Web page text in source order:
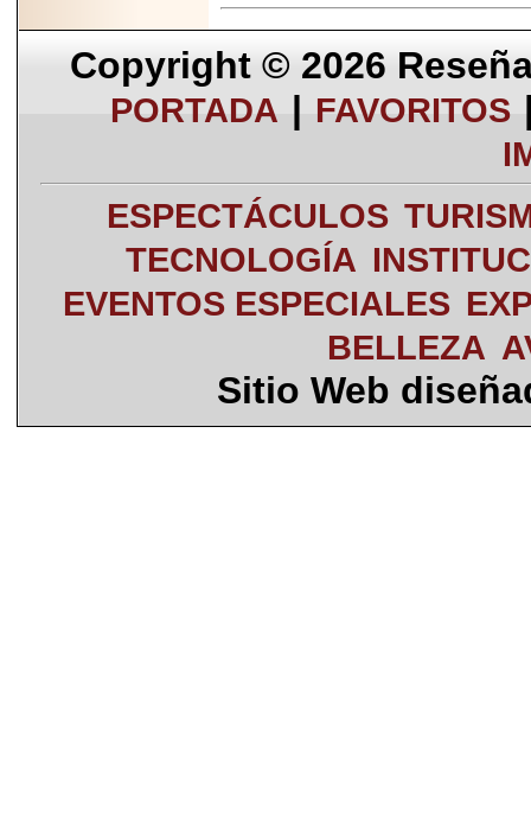
Copyright © 2026
PORTADA | FAVORITOS
ESPECTÁCULOS
TECNOLOGÍA
EVENTOS ESPECIALES
BELLEZA
Sitio Web